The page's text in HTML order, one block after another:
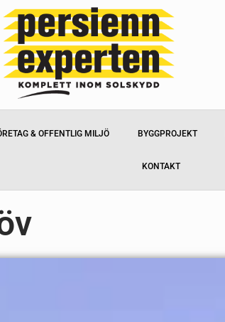
& OFFENTLIG MILJÖ BYGGPROJEKT
KONTAKT